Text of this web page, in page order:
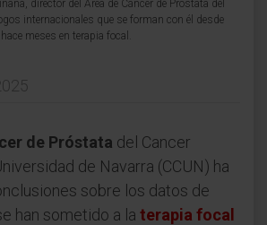
director del Área de Cáncer de Próstata del
internacionales que se forman con él desde
hace meses en terapia focal.
de Próstata del Cancer
de Navarra (CCUN) ha
sobre los datos de
han sometido a la terapia focal